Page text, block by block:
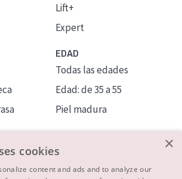
Lift+
Expert
sol
EDAD
Todas las edades
Edad: de 35 a 55
Piel madura
×
cookies
content and ads and to analyze our